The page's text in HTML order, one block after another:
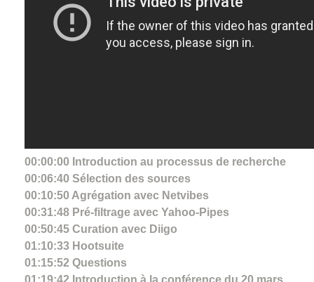
00:00:00 Introduction au processus de recherche
00:06:40 Sélection des sources
00:10:50 Agrégation avec Netvibes
00:31:48 Pré-filtrage avec Yahoo-Pipes
00:50:45 Curation avec Diigo
01:10:33 Hootsuite
01:15:52 Questions
01:19:42 Introduction à la conférence du 20 mars